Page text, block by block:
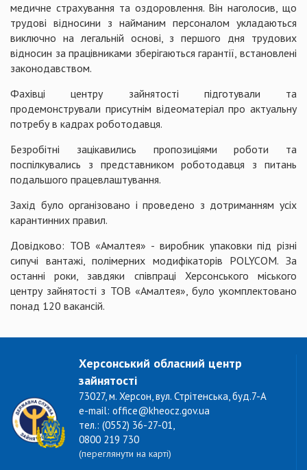
медичне страхування та оздоровлення. Він наголосив, що
трудові відносини з найманим персоналом укладаються
виключно на легальній основі, з першого дня трудових
відносин за працівниками зберігаються гарантії, встановлені
законодавством.
Фахівці центру зайнятості підготували та
продемонстрували присутнім відеоматеріал про актуальну
потребу в кадрах роботодавця.
Безробітні зацікавились пропозиціями роботи та
поспілкувались з представником роботодавця з питань
подальшого працевлаштування.
Захід було організовано і проведено з дотриманням усіх
карантинних правил.
Довідково: ТОВ «Амалтея» - виробник упаковки під різні
сипучі вантажі, полімерних модифікаторів POLYCOM. За
останні роки, завдяки співпраці Херсонського міського
центру зайнятості з ТОВ «Амалтея», було укомплектовано
понад 120 вакансій.
Херсонський обласний центр
зайнятості
73027, м. Херсон, вул. Стрітенська, буд.7-А
e-mail: office@kheocz.gov.ua
тел.: (0552) 36-27-01,
0800 219 730
(переглянути на карті)